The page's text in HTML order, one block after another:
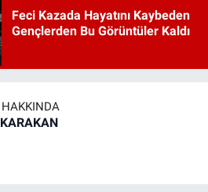
Feci Kazada Hayatını Kaybeden
Gençlerden Bu Görüntüler Kaldı
HAKKINDA